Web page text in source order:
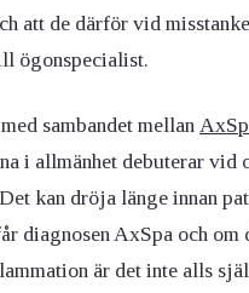
att de därför vid
ögonspecialist.
sambandet mellan
i allmänhet debuterar
kan dröja länge innan
diagnosen AxSpa och om
är det inte alls